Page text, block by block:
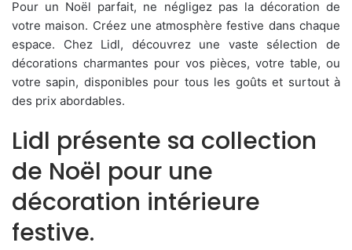
Pour un Noël parfait, ne négligez pas la décoration de
votre maison. Créez une atmosphère festive dans chaque
espace. Chez Lidl, découvrez une vaste sélection de
décorations charmantes pour vos pièces, votre table, ou
votre sapin, disponibles pour tous les goûts et surtout à
des prix abordables.
Lidl présente sa collection
de Noël pour une
décoration intérieure
festive.